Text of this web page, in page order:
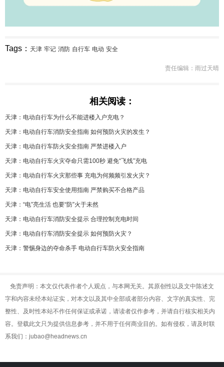
Tags： 天津 牢记 消防 自行车 电动 安全
责任编辑：雨过天晴
相关阅读：
天津：电动自行车为什么不能进楼入户充电？
天津：电动自行车消防安全指南 如何预防火灾的发生？
天津：电动自行车防火安全指南 严禁进楼入户
天津：电动自行车火灾夺命只需100秒 避免“飞线”充电
天津：电动自行车火灾那些事 充电为何频频引发火灾？
天津：电动自行车安全使用指南 严禁购买不合格产品
天津：“电”亮生活 也要“防”火于未然
天津：电动自行车消防安全提示 合理控制充电时间
天津：电动自行车消防安全提示 如何预防火灾？
天津：警惕身边的夺命杀手 电动自行车防火安全指南
免责声明：本文仅代表作者个人观点，与本网无关。其原创性以及文中陈述文
字和内容未经本站证实，对本文以及其中全部或者部分内容、文字的真实性、完
整性、及时性本站不作任何保证或承诺，请读者仅作参考，并请自行核实相关内
容。登载此文只为提供信息参考，并不用于任何商业目的。如有侵权，请及时联
系我们：jubao@headnews.cn